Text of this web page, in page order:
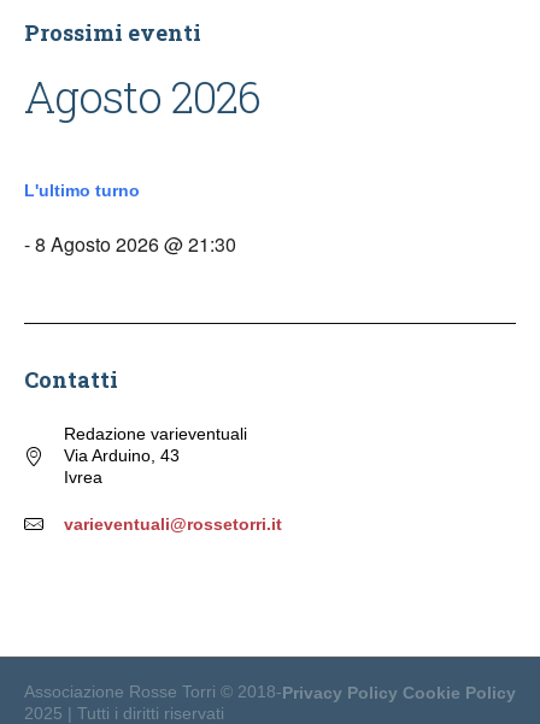
Prossimi eventi
Agosto 2026
L'ultimo turno
- 8 Agosto 2026 @ 21:30
Contatti
Redazione varieventuali
Via Arduino, 43
Ivrea
varieventuali@rossetorri.it
Privacy Policy Cookie Policy
Associazione Rosse Torri © 2018-
2025 | Tutti i diritti riservati